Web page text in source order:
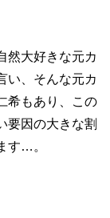
然大好きな元カ
い、そんな元カ
希もあり、この
要因の大きな割
す…。